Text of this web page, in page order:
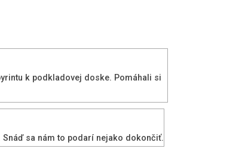
k podkladovej doske. Pomáhali si
sa nám to podarí nejako dokončiť.